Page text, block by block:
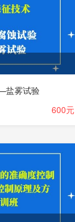
盐雾试验
600元